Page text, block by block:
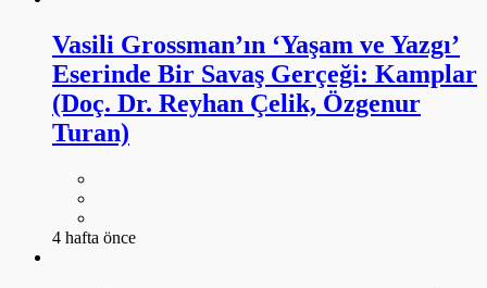
Vasili Grossman’ın ‘Yaşam ve Yazgı’
Eserinde Bir Savaş Gerçeği: Kamplar
(Doç. Dr. Reyhan Çelik, Özgenur
Turan)
4 hafta önce